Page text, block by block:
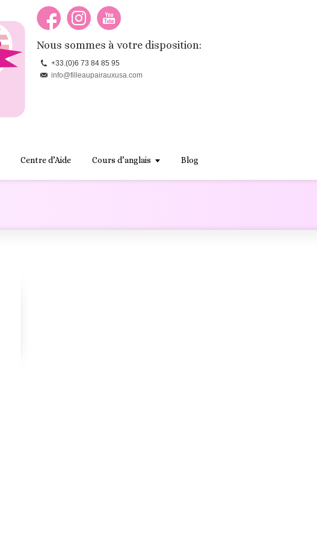
Nous sommes à votre disposition:
+33.(0)6 73 84 85 95
info@filleaupairauxusa.com
Centre d’Aide Cours d’anglais Blog